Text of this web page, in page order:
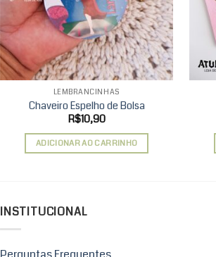
LEMBRANCINHAS
Chaveiro Espelho de Bolsa
R$10,90
ADICIONAR AO CARRINHO
INSTITUCIONAL